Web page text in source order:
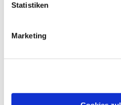
Statistiken
Marketing